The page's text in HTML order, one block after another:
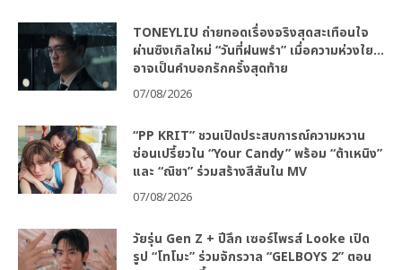
TONEYLIU ถ่ายทอดเรื่องจริงสุดสะเทือนใจ
ผ่านซิงเกิลใหม่ “วันที่ฝนพรำ” เมื่อความห่วงใย…
อาจเป็นคำบอกรักครั้งสุดท้าย
07/08/2026
“PP KRIT” ชวนเปิดประสบการณ์ความหวาน
ซ่อนเปรี้ยวใน “Your Candy” พร้อม “ต้าเหนิง”
และ “ณิชา” ร่วมสร้างสีสันใน MV
07/08/2026
วัยรุ่น Gen Z + ปีลึก เซอร์ไพรส์ Looke เปิด
รูป “โทโมะ” ร่วมจักรวาล “GELBOYS 2” ตอน